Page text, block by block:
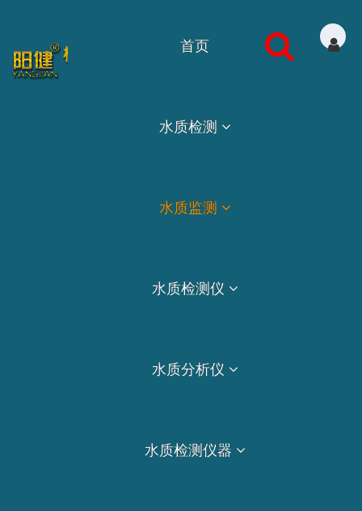
首页
水质检测
水质监测
水质检测仪
水质分析仪
水质检测仪器